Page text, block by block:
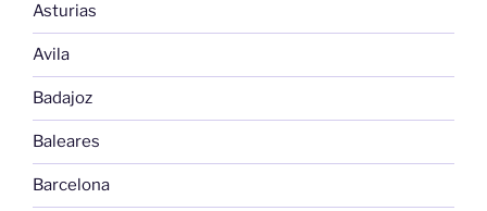
Asturias
Avila
Badajoz
Baleares
Barcelona